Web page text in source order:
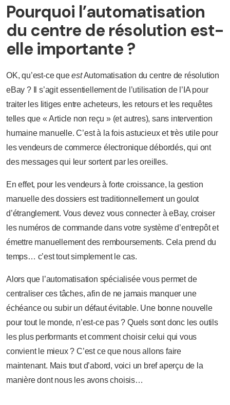
Pourquoi l’automatisation
du centre de résolution est-
elle importante ?
OK, qu’est-ce queestAutomatisation du centre de résolution
eBay ? Il s’agit essentiellement de l’utilisation de l’IA pour
traiter les litiges entre acheteurs, les retours et les requêtes
telles que « Article non reçu » (et autres), sans intervention
humaine manuelle. C’est à la fois astucieux et très utile pour
les vendeurs de commerce électronique débordés, qui ont
des messages qui leur sortent par les oreilles.
En effet, pour les vendeurs à forte croissance, la gestion
manuelle des dossiers est traditionnellement un goulot
d’étranglement. Vous devez vous connecter à eBay, croiser
les numéros de commande dans votre système d’entrepôt et
émettre manuellement des remboursements. Cela prend du
temps… c’est tout simplement le cas.
Alors que l’automatisation spécialisée vous permet de
centraliser ces tâches, afin de ne jamais manquer une
échéance ou subir un défaut évitable. Une bonne nouvelle
pour tout le monde, n’est-ce pas ? Quels sont donc les outils
les plus performants et comment choisir celui qui vous
convient le mieux ? C’est ce que nous allons faire
maintenant. Mais tout d’abord, voici un bref aperçu de la
manière dont nous les avons choisis…